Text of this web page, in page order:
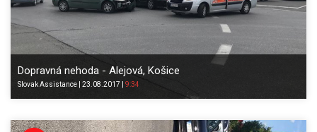
Dopravná nehoda - Alejová, Košice
SlovakAssistance 23.08.2017 9:34